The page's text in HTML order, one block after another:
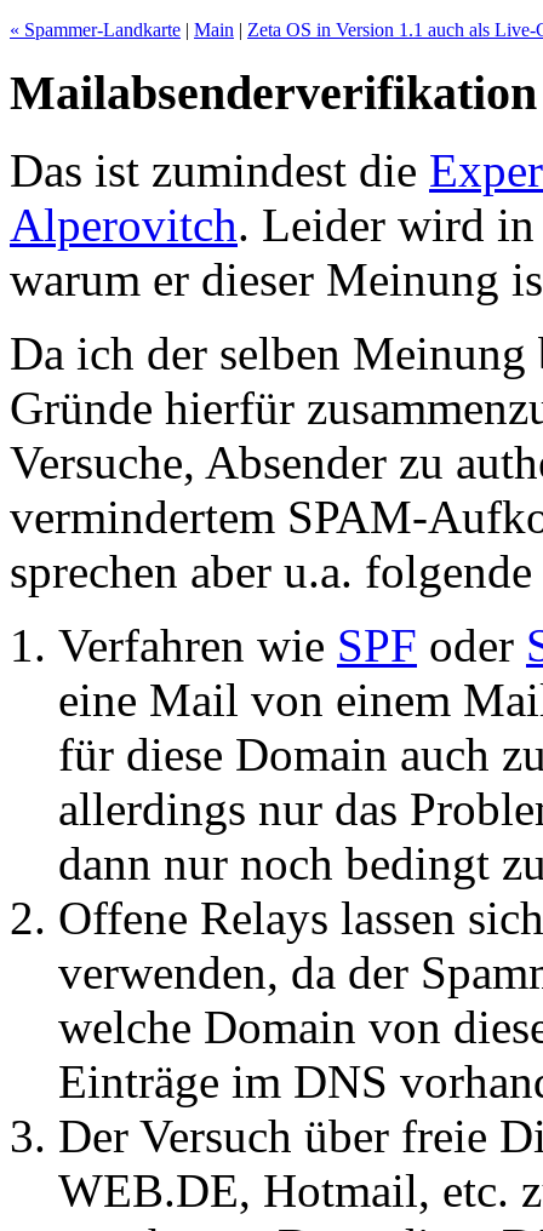
« Spammer-Landkarte | Main | Zeta OS in Version 1.1 auch als Live-
Das ist zumindest die
Alperovitch. Leider wird in
warum er dieser Meinung
Da ich der selben
Gründe hierfür
Versuche, Absender zu
vermindertem SPAM-
sprechen aber u.a.
Verfahren wie SPF oder
eine Mail von einem
für diese Domain auch
allerdings nur das
dann nur noch bedingt
Offene Relays lassen
verwenden, da der
welche Domain von
Einträge im DNS
Der Versuch über freie
WEB.DE, Hotmail, etc.